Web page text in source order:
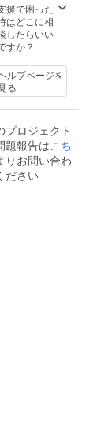
援で困った
はどこに相
したらいい
すか？
ルプページを
見る
プロジェクト
題報告はこち
りお問い合わ
ださい